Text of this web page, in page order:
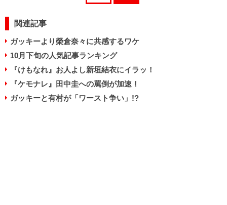
関連記事
ガッキーより榮倉奈々に共感するワケ
10月下旬の人気記事ランキング
『けもなれ』お人よし新垣結衣にイラッ！
『ケモナレ』田中圭への罵倒が加速！
ガッキーと有村が「ワースト争い」!?